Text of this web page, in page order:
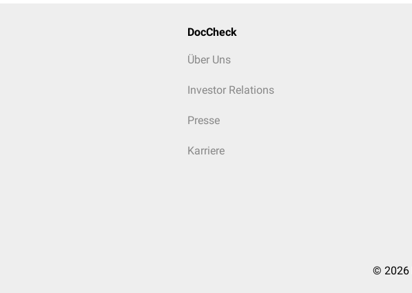
DocCheck
Über Uns
Investor Relations
Presse
Karriere
© 2026